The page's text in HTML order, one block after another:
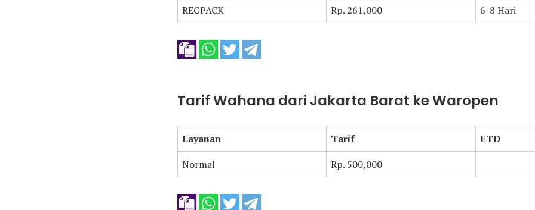
REGPACK
Rp. 261,000 6-8 Hari
Tarif Wahana dari Jakarta Barat ke Waropen
Layanan Tarif
ETD
Normal
Rp. 500,000